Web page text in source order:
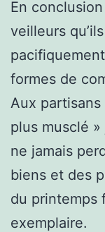
En
veilleurs
formes de
Aux partisans
plus musclé
ne jamais
biens et des
du printemps
exemplaire.